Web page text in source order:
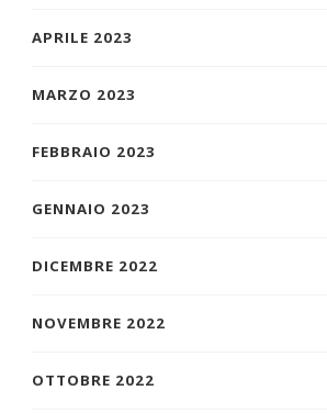
APRILE 2023
MARZO 2023
FEBBRAIO 2023
GENNAIO 2023
DICEMBRE 2022
NOVEMBRE 2022
OTTOBRE 2022